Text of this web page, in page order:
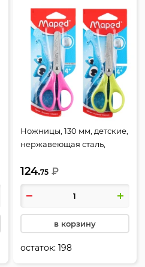
Ножницы, 130 мм, детские,
нержавеющая сталь,
вставки, Essentials, Maped,
464210
124.75 ₽
в корзину
остаток:198